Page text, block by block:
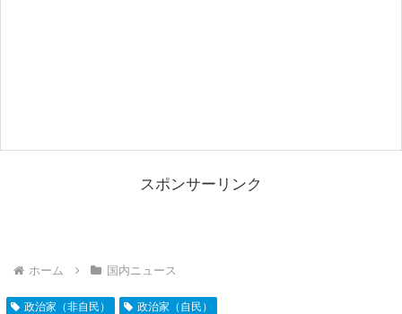
スポンサーリンク
ホーム 国内ニュース
政治家（非自民） 政治家（自民）